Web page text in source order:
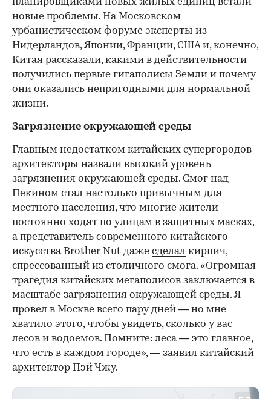
новые проблемы. На Московском
урбанистическом форуме эксперты из
Нидерландов, Японии, Франции, США и, конечно,
Китая рассказали, какими в действительности
получились первые гигаполисы Земли и почему
они оказались непригодными для нормальной
жизни.
Загрязнение окружающей среды
Главным недостатком китайских супергородов
архитекторы назвали высокий уровень
загрязнения окружающей среды. Смог над
Пекином стал настолько привычным для
местного населения, что многие жители
постоянно ходят по улицам в защитных масках,
а представитель современного китайского
искусства Brother Nut даже сделал кирпич,
спрессованный из столичного смога. «Огромная
трагедия китайских мегаполисов заключается в
масштабе загрязнения окружающей среды. Я
провел в Москве всего пару дней — но мне
хватило этого, чтобы увидеть, сколько у вас
лесов и водоемов. Помните: леса — это главное,
что есть в каждом городе», — заявил китайский
архитектор Пэй Чжу.